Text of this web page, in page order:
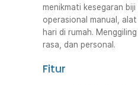
menikmati kesegaran
operasional manual,
hari di rumah.
rasa, dan personal.
Fitur